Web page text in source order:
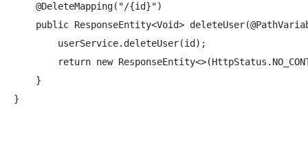
    @DeleteMapping("/{id}")
public ResponseEntity<Void>
        userService.deleteUser(id);
return new
    }
}